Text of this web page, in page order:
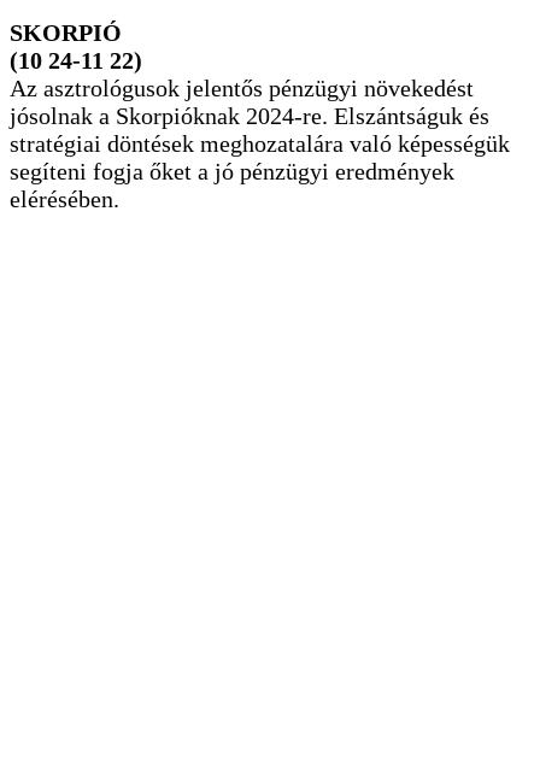
SKORPIÓ
(10 24-11 22)
Az asztrológusok jelentős pénzügyi növekedést
jósolnak a Skorpióknak 2024-re. Elszántságuk és
stratégiai döntések meghozatalára való képességük
segíteni fogja őket a jó pénzügyi eredmények
elérésében.